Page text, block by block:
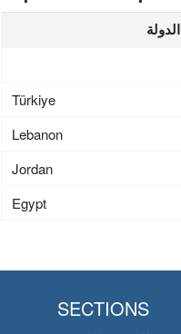
الدولة
Türkiye
Lebanon
Jordan
Egypt
SECTIONS